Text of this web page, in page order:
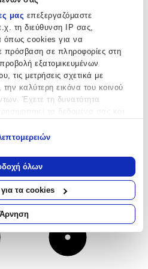
μας επεξεργαζόμαστε
τη διεύθυνση IP σας,
όπως cookies για να
πρόσβαση σε πληροφορίες στη
εξατομικευμένων
τις μετρήσεις σχετικά με
την καλύτερη εικόνα του κοινού
Έχετε τη δυνατότητα
σχετικά με τη γεωγραφική
να είναι ακριβείς σε
συσκευή σας σαρώνοντας ενεργά
(δακτυλικό αποτύπωμα)
με τον τρόπο επεξεργασίας των
καθορίστε τις προτιμήσεις σας
. Μπορείτε να αλλάξετε ή να
σας ανά πάσα στιγμή από τη
όλων
για τα cookies
Άρνηση